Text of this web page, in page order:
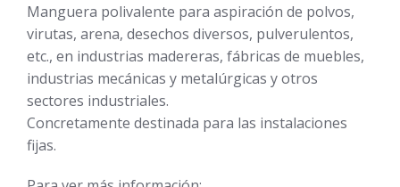
Manguera polivalente para aspiración de polvos,
virutas, arena, desechos diversos, pulverulentos,
etc., en industrias madereras, fábricas de muebles,
industrias mecánicas y metalúrgicas y otros
sectores industriales.
Concretamente destinada para las instalaciones
fijas.